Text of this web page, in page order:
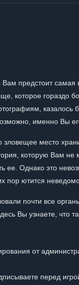
предстоит
которое гораздо
казалось
именно Вы
место
которую Вам не
ее. Однако это
пор ютится
почти все
Вы узнаете, что
от
перед